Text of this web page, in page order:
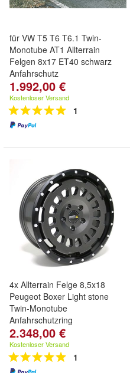
für VW T5 T6 T6.1 Twin-
Monotube AT1 Allterrain
Felgen 8x17 ET40 schwarz
Anfahrschutz
1.992,00 €
Kostenloser Versand
1
4x Allterrain Felge 8,5x18
Peugeot Boxer Light stone
Twin-Monotube
Anfahrschutzring
2.348,00 €
Kostenloser Versand
1